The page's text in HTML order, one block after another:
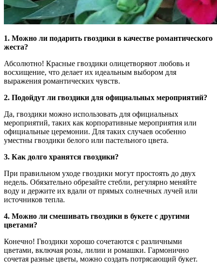
1. Можно ли подарить гвоздики в качестве романтического
жеста?
Абсолютно! Красные гвоздики олицетворяют любовь и
восхищение, что делает их идеальным выбором для
выражения романтических чувств.
2. Подойдут ли гвоздики для официальных мероприятий?
Да, гвоздики можно использовать для официальных
мероприятий, таких как корпоративные мероприятия или
официальные церемонии. Для таких случаев особенно
уместны гвоздики белого или пастельного цвета.
3. Как долго хранятся гвоздики?
При правильном уходе гвоздики могут простоять до двух
недель. Обязательно обрезайте стебли, регулярно меняйте
воду и держите их вдали от прямых солнечных лучей или
источников тепла.
4. Можно ли смешивать гвоздики в букете с другими
цветами?
Конечно! Гвоздики хорошо сочетаются с различными
цветами, включая розы, лилии и ромашки. Гармонично
сочетая разные цветы, можно создать потрясающий букет.